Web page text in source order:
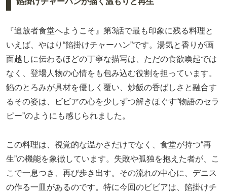
『追放者食堂へようこそ』第3話で最も印象に残る料理と
いえば、やはり“餡掛けチャーハン”です。湯気と香りが画
面越しに伝わるほどの丁寧な描写は、ただの食欲喚起では
なく、登場人物の心情をも包み込む役割を担っています。
餡のとろみが具材を優しく覆い、炒飯の香ばしさと融合す
るその姿は、ビビアの心を少しずつ解きほぐす“物語のセラ
ピー”のようにも感じられました。
この料理は、視覚的な温かさだけでなく、食堂が持つ“再
生”の機能を象徴しています。失敗や孤独を抱えた者が、こ
こで一息つき、再び歩き出す。その流れの中心に、デニス
の作る一皿があるのです。特に今回のビビアは、餡掛けチ